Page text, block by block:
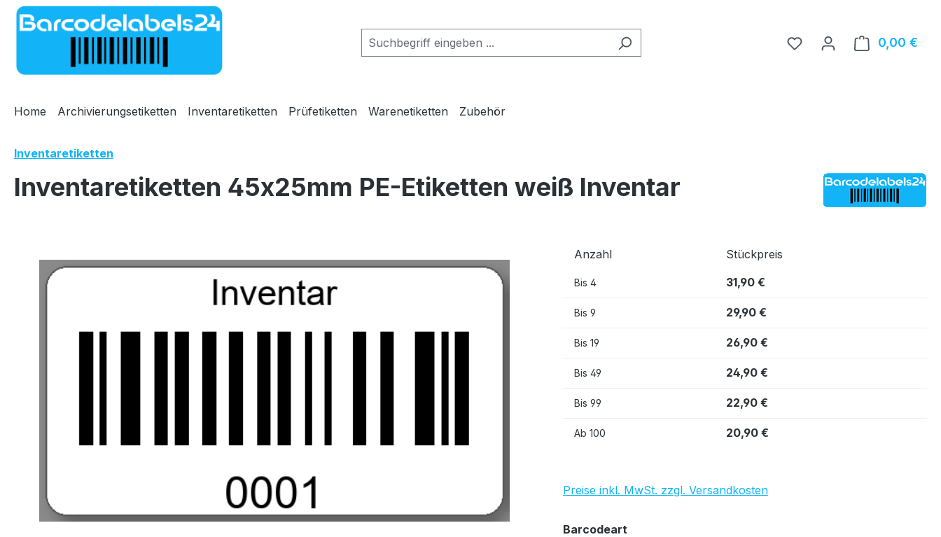
Hauptinhalt springen
Zur Suche springen
Zur Hauptnavigation springen
0,00 €
Home Archivierungsetiketten Inventaretiketten Prüfetiketten Warenetiketten Zubehör
Inventaretiketten
Inventaretiketten 45x25mm PE-Etiketten weiß Inventar
Anzahl Stückpreis
Bis 4 31,90 €
Bis 9 29,90 €
Bis 19 26,90 €
Bis 49 24,90 €
Bis 99 22,90 €
Ab 100 20,90 €
Preise inkl. MwSt. zzgl. Versandkosten
Barcodeart